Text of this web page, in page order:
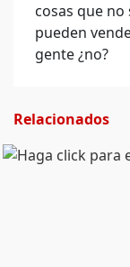
cosas que
pueden
gente ¿no?
Relacionados